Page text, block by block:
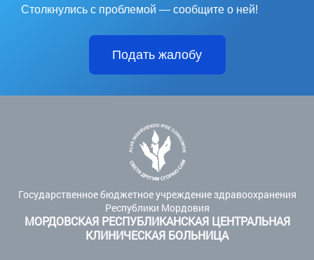
Столкнулись с проблемой — сообщите о ней!
Подать жалобу
Государственное бюджетное учреждение здравоохранения
Республики Мордовия
МОРДОВСКАЯ РЕСПУБЛИКАНСКАЯ ЦЕНТРАЛЬНАЯ
КЛИНИЧЕСКАЯ БОЛЬНИЦА